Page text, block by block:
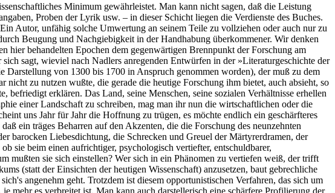
Minimum gewährleistet. Man kann nicht sagen, daß die Leistung
Proben der Lyrik usw. – in dieser Schicht liegen die Verdienste des Buches.
Autor, unfähig solche Umwertung an seinem Teile zu vollziehen oder auch nur zu
Beugung und Nachgiebigkeit in der Handhabung überkommener. Wir denken
hier behandelten Epochen dem gegenwärtigen Brennpunkt der Forschung am
sagt, wieviel nach Nadlers anregenden Entwürfen in der »Literaturgeschichte der
Darstellung von 1300 bis 1700 in Anspruch genommen worden), der muß zu dem
zu nutzen wußte, die gerade die heutige Forschung ihm bietet, auch absieht, so
erklären. Das Land, seine Menschen, seine sozialen Verhältnisse erhellen
einer Landschaft zu schreiben, mag man ihr nun die wirtschaftlichen oder die
uns Jahr für Jahr die Hoffnung zu trügen, es möchte endlich ein geschärfteres
ein träges Beharren auf den Akzenten, die die Forschung des neunzehnten
barocken Liebesdichtung, die Schrecken und Greuel der Märtyrerdramen, der
sie beim einen aufrichtiger, psychologisch vertiefter, entschuldbarer,
mußten sie sich einstellen? Wer sich in ein Phänomen zu vertiefen weiß, der trifft
(statt der Einsichten der heutigen Wissenschaft) anzusetzen, baut gebrechliche
angenehm geht. Trotzdem ist diesem opportunistischen Verfahren, das sich um
mehr es verbreitet ist. Man kann auch darstellerisch eine schärfere Profilierung der